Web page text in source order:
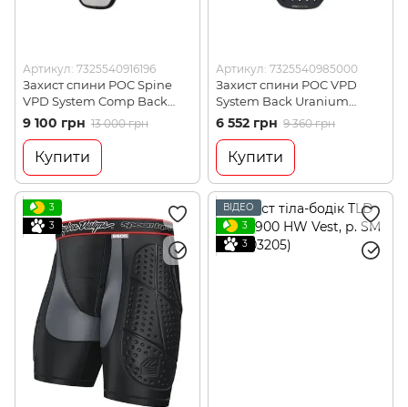
Артикул: 7325540916196
Захист спини POC Spine
VPD System Comp Back
Uranium Black, р.M (PC
206101002MED1)
9 100 грн 13 000 грн
Купити
Артикул: 7325540985000
Захист спини POC VPD
System Back Uranium
Black, р.L (PC
206201002LRG1)
6 552 грн 9 360 грн
Купити
3
3
ВІДЕО
3
3